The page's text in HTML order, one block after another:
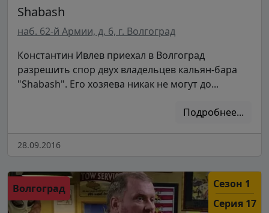
Shabash
наб. 62-й Армии, д. 6, г. Волгоград
Константин Ивлев приехал в Волгоград
разрешить спор двух владельцев кальян-бара
"Shabash". Его хозяева никак не могут до...
Подробнее...
28.09.2016
Волгоград
Сезон 1
Серия 17